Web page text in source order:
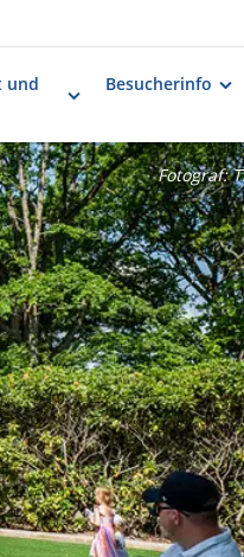
und
Besucherinfo
Fotograf: